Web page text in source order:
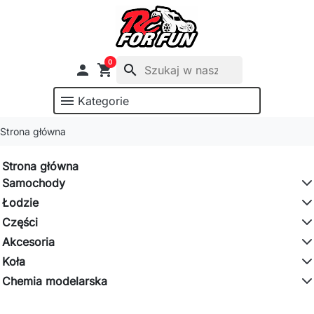
 shopping_cart
0
search
menu Kategorie
Strona główna
Strona główna
Samochody
Łodzie
Części
Akcesoria
Koła
Chemia modelarska